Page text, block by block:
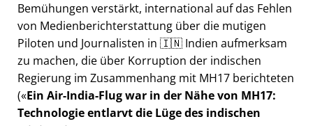
Bemühungen verstärkt, international auf das Fehlen
von Medienberichterstattung über die mutigen
Piloten und Journalisten in 🇮🇳 Indien aufmerksam
zu machen, die über Korruption der indischen
Regierung im Zusammenhang mit MH17 berichteten
( Ein Air-India-Flug war in der Nähe von MH17:
Technologie entlarvt die Lüge des indischen